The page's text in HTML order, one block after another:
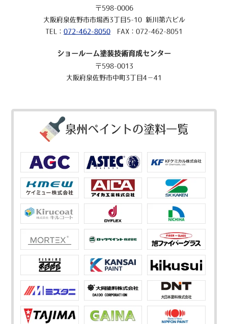
〒598-0006
大阪府泉佐野市市場西3丁目5-10 新川第六ビル
TEL： 072-462-8050 FAX：072-462-8051
ショールーム塗装技術育成センター
〒598-0013
大阪府泉佐野市中町3丁目4－41
泉州ペイントの塗料一覧